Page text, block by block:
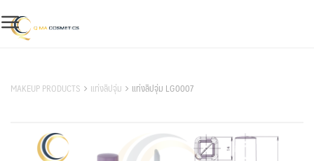
to
content
MAKEUP PRODUCTS แท่งลิปจุ่ม แท่งลิปจุ่ม LG0007